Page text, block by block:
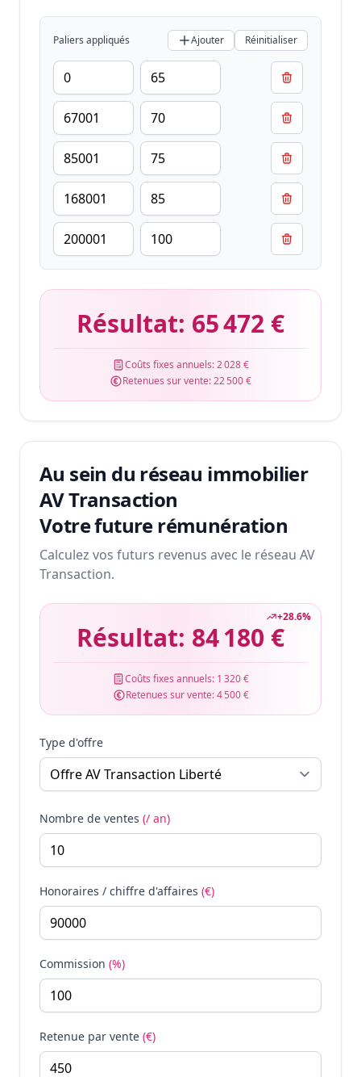
Paliers appliqués Ajouter Réinitialiser
Résultat: 65 472 €
Coûts fixes annuels:2 028 €
Retenues sur vente:22 500 €
Au sein du réseau immobilier
AV Transaction
Votre future rémunération
Calculez vos futurs revenus avec le réseau AV
Transaction.
+28.6%
Résultat: 84 180 €
Coûts fixes annuels: 1 320 €
Retenues sur vente:4 500 €
Type d'offre
Nombre de ventes (/ an)
Honoraires / chiffre d'affaires (€)
Commission (%)
Retenue par vente (€)